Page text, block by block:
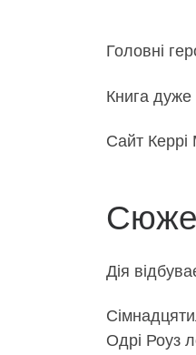
Головні
Книга дуже
Сайт Керрі
Дія
Одрі Роуз